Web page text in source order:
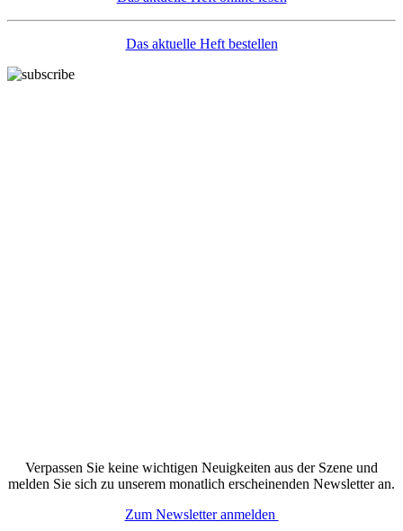
Das aktuelle Heft bestellen
Verpassen Sie keine wichtigen Neuigkeiten aus der Szene und
melden Sie sich zu unserem monatlich erscheinenden Newsletter an.
Zum Newsletter anmelden